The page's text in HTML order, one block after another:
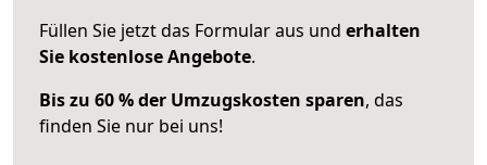
Füllen Sie jetzt das Formular aus und erhalten
Sie kostenlose Angebote.
Bis zu 60 % der Umzugskosten sparen, das
finden Sie nur bei uns!